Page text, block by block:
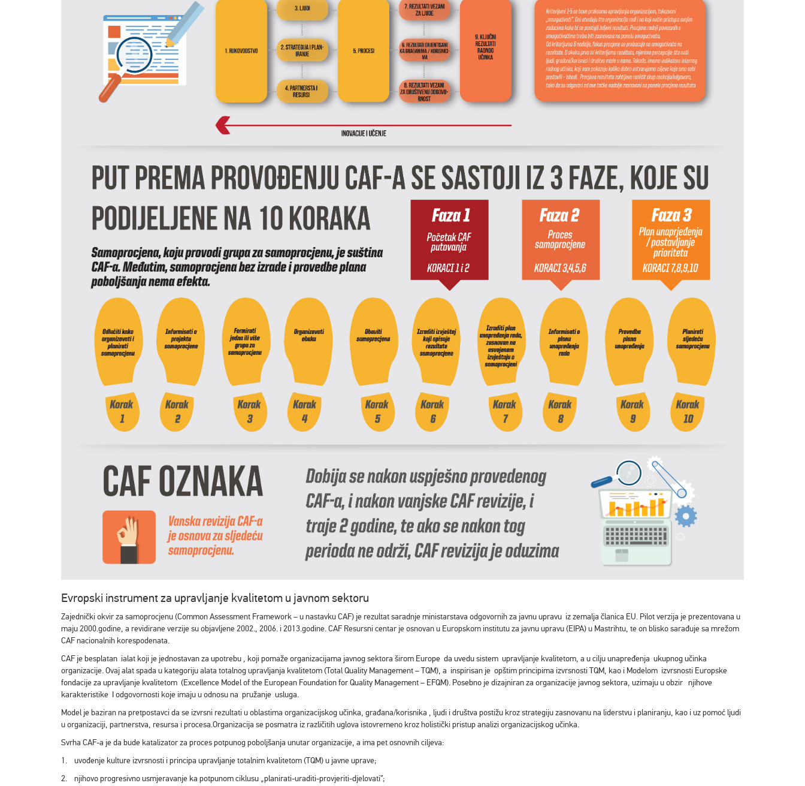
Evropski instrument za upravljanje kvalitetom u javnom sektoru
Zajednički okvir za samoprocjenu (Common Assessment Framework – u nastavku CAF) je rezultat saradnje ministarstava odgovornih za javnu upravu iz zemalja članica EU. Pilot verzija je prezentovana u
maju 2000.godine, a revidirane verzije su objavljene 2002., 2006. i 2013.godine. CAF Resursni centar je osnovan u Europskom institutu za javnu upravu (EIPA) u Mastrihtu, te on blisko sarađuje sa mrežom
CAF nacionalnih korespodenata.
CAF je besplatan ialat koji je jednostavan za upotrebu , koji pomaže organizacijama javnog sektora širom Europe da uvedu sistem upravljanje kvalitetom, a u cilju unapređenja ukupnog učinka
organizacije. Ovaj alat spada u kategoriju alata totalnog upravljanja kvalitetom (Total Quality Management – TQM), a inspirisan je opštim principima izvrsnosti TQM, kao i Modelom izvrsnosti Europske
fondacije za upravljanje kvalitetom (Excellence Model of the European Foundation for Quality Management – EFQM). Posebno je dizajniran za organizacije javnog sektora, uzimaju u obzir njihove
karakteristike I odgovornosti koje imaju u odnosu na pružanje usluga.
Model je baziran na pretpostavci da se izvrsni rezultati u oblastima organizacijskog učinka, građana/korisnika , ljudi i društva postižu kroz strategiju zasnovanu na liderstvu i planiranju, kao i uz pomoć ljudi
u organizaciji, partnerstva, resursa i procesa.Organizacija se posmatra iz različitih uglova istovremeno kroz holistički pristup analizi organizacijskog učinka.
Svrha CAF-a je da bude katalizator za proces potpunog poboljšanja unutar organizacije, a ima pet osnovnih ciljeva:
1. uvođenje kulture izvrsnosti i principa upravljanje totalnim kvalitetom (TQM) u javne uprave;
2. njihovo progresivno usmjeravanje ka potpunom ciklusu „planirati-uraditi-provjeriti-djelovati”;